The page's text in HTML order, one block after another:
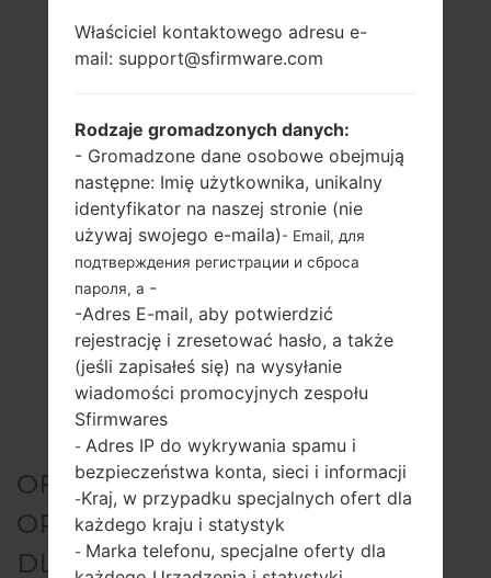
OFICJALNE
OPROGRAMOWANIE #216084
DLA: SM-A217M -
Właściciel kontaktowego adresu e-
mail: support@sfirmware.com
Rodzaje gromadzonych danych:
- Gromadzone dane osobowe obejmują
następne: Imię użytkownika, unikalny
identyfikator na naszej stronie (nie
używaj swojego e-maila)- Email, для
подтверждения регистрации и сброса
пароля, а -
-Adres E-mail, aby potwierdzić
rejestrację i zresetować hasło, a także
(jeśli zapisałeś się) na wysyłanie
wiadomości promocyjnych zespołu
Sfirmwares
- Adres IP do wykrywania spamu i
bezpieczeństwa konta, sieci i informacji
-Kraj, w przypadku specjalnych ofert dla
każdego kraju i statystyk
- Marka telefonu, specjalne oferty dla